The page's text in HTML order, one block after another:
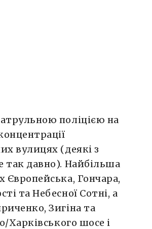
поліцією на
вулицях (деякі з
так давно). Найбільша
Європейська, Гончара,
та Небесної Сотні, а
Зигіна та
Харківського шосе і